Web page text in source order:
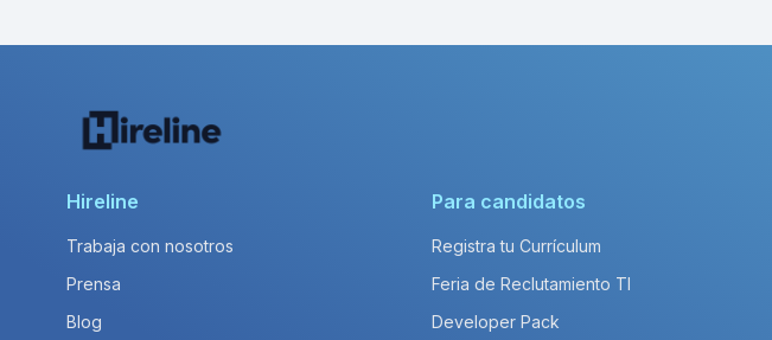
Hireline
Trabaja con nosotros
Prensa
Blog
Para candidatos
Registra tu Currículum
Feria de Reclutamiento TI
Developer Pack